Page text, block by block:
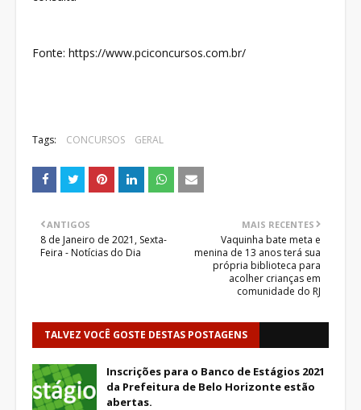
Fonte: https://www.pciconcursos.com.br/
Tags: CONCURSOS GERAL
MAIS RECENTES
Vaquinha bate meta e
menina de 13 anos terá sua
própria biblioteca para
acolher crianças em
comunidade do RJ
ANTIGOS
8 de Janeiro de 2021, Sexta-
Feira - Notícias do Dia
TALVEZ VOCÊ GOSTE DESTAS POSTAGENS
Inscrições para o Banco de Estágios 2021
da Prefeitura de Belo Horizonte estão
abertas.